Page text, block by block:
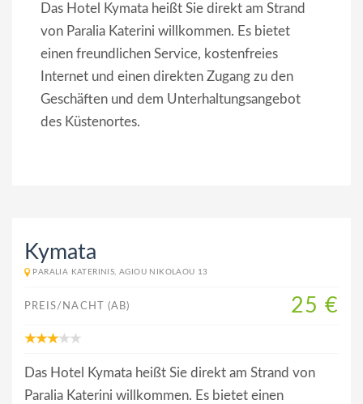
Das Hotel Kymata heißt Sie direkt am Strand
von Paralia Katerini willkommen. Es bietet
einen freundlichen Service, kostenfreies
Internet und einen direkten Zugang zu den
Geschäften und dem Unterhaltungsangebot
des Küstenortes.
Kymata
PARALIA KATERINIS, AGIOU NIKOLAOU 13
PREIS/NACHT (AB) 25 €
Das Hotel Kymata heißt Sie direkt am Strand von
Paralia Katerini willkommen. Es bietet einen